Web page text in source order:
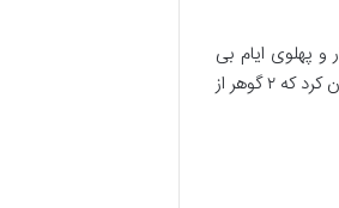
پهلوی ایام بی
دغدغه ای برای گنجینه‌های ملی بودند و حتی در این قرن ها آثار زیادی ساخته شد تا سنگ های قیمتی تزیین بی بدیلی برای آن ها باشد. البته باید خاطر نشان کرد که ۲ گوهر از